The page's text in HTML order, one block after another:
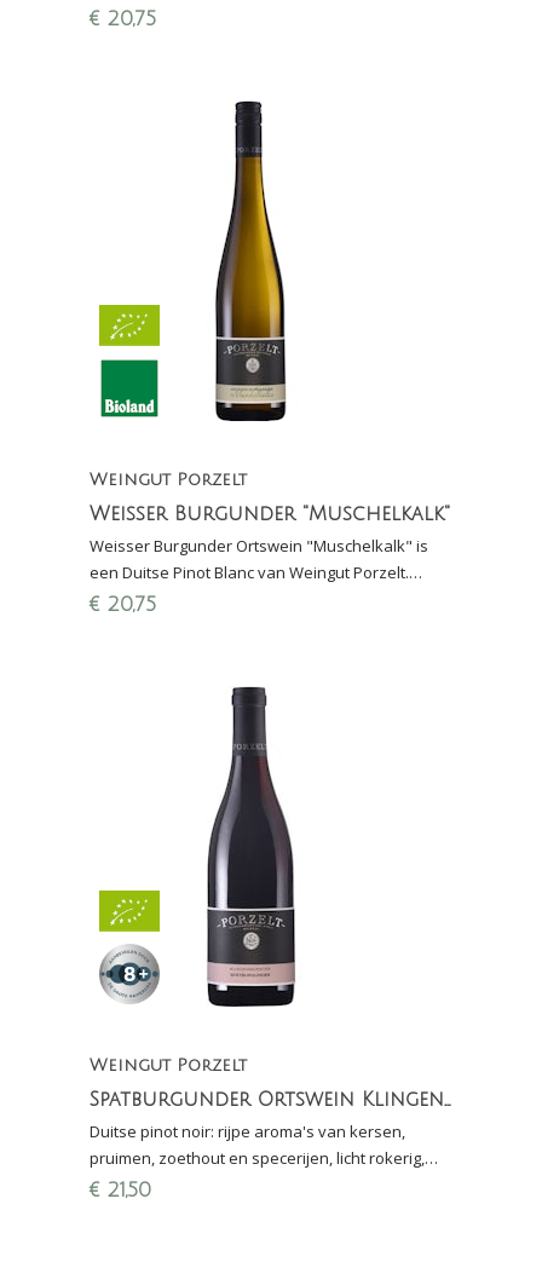
mineraliteit en goede zuren.
€ 20,75
Weingut Porzelt
Weisser Burgunder "Muschelkalk"
Weisser Burgunder Ortswein "Muschelkalk" is
een Duitse Pinot Blanc van Weingut Porzelt.
Wijngaard staat aangeplant op zeer kalkrijke
€ 20,75
Weingut Porzelt
Spatburgunder Ortswein Klingenmünster
Duitse pinot noir: rijpe aroma's van kersen,
pruimen, zoethout en specerijen, licht rokerig,
breed
€ 21,50